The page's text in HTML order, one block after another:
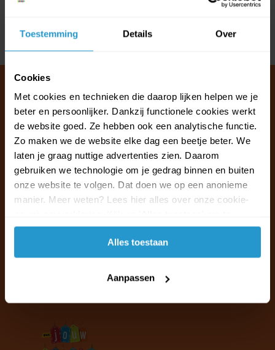
Toestemming Details Over
Cookies
Met cookies en technieken die daarop lijken helpen we je
beter en persoonlijker. Dankzij functionele cookies werkt
de website goed. Ze hebben ook een analytische functie.
Zo maken we de website elke dag een beetje beter. We
laten je graag nuttige advertenties zien. Daarom
gebruiken we technologie om je gedrag binnen en buiten
onze website te volgen. Dat doen we op een anonieme
manier. Meer weten? Lees hier alles over onze cookie-
accepteren.
Alles toestaan
Aanpassen
Reviews
Delen
Klantenservice & FAQ
Wij staan voor u klaar.
Ma t/m vr van 09:30 - 16:00 telefonisch
+31 (0)13 785 62 41
Naar de klantenservice & FAQ
info@jouwoutlet.nl